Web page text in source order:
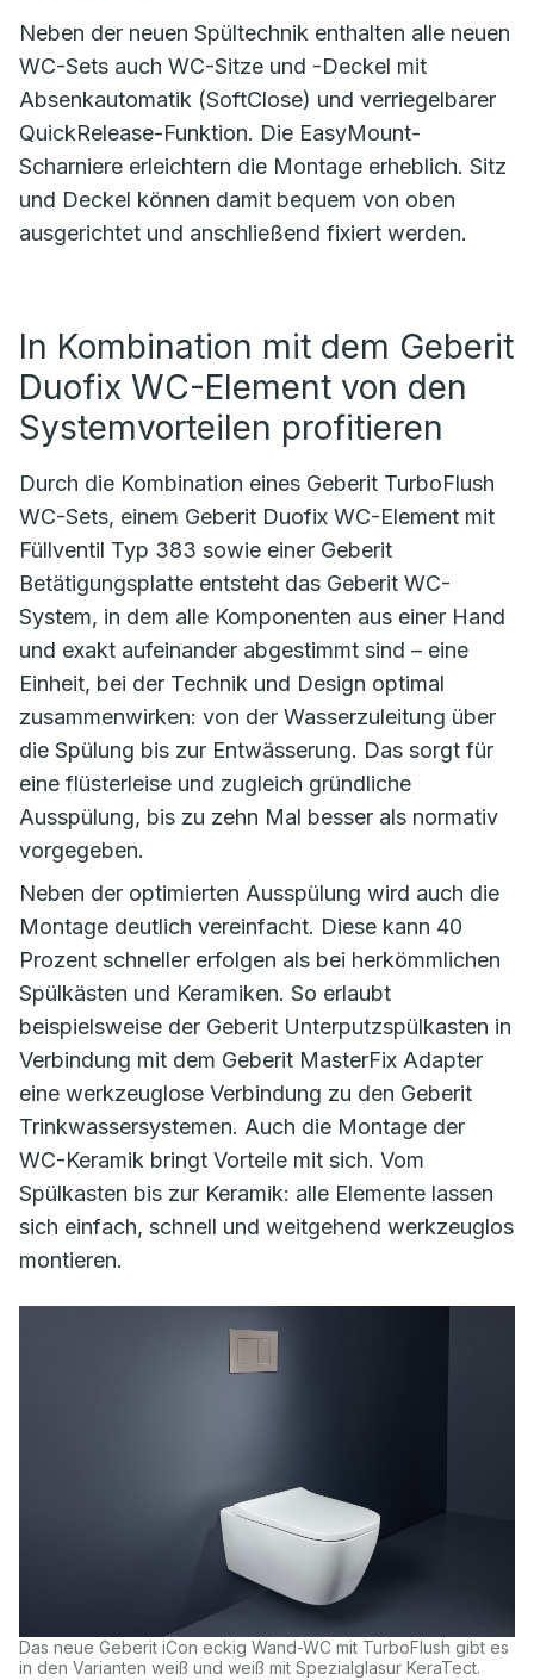
Neben der neuen Spültechnik enthalten alle neuen
WC-Sets auch WC-Sitze und -Deckel mit
Absenkautomatik (SoftClose) und verriegelbarer
QuickRelease-Funktion. Die EasyMount-
Scharniere erleichtern die Montage erheblich. Sitz
und Deckel können damit bequem von oben
ausgerichtet und anschließend fixiert werden.
In Kombination mit dem Geberit
Duofix WC-Element von den
Systemvorteilen profitieren
Durch die Kombination eines Geberit TurboFlush
WC-Sets, einem Geberit Duofix WC-Element mit
Füllventil Typ 383 sowie einer Geberit
Betätigungsplatte entsteht das Geberit WC-
System, in dem alle Komponenten aus einer Hand
und exakt aufeinander abgestimmt sind – eine
Einheit, bei der Technik und Design optimal
zusammenwirken: von der Wasserzuleitung über
die Spülung bis zur Entwässerung. Das sorgt für
eine flüsterleise und zugleich gründliche
Ausspülung, bis zu zehn Mal besser als normativ
vorgegeben.
Neben der optimierten Ausspülung wird auch die
Montage deutlich vereinfacht. Diese kann 40
Prozent schneller erfolgen als bei herkömmlichen
Spülkästen und Keramiken. So erlaubt
beispielsweise der Geberit Unterputzspülkasten in
Verbindung mit dem Geberit MasterFix Adapter
eine werkzeuglose Verbindung zu den Geberit
Trinkwassersystemen. Auch die Montage der
WC-Keramik bringt Vorteile mit sich. Vom
Spülkasten bis zur Keramik: alle Elemente lassen
sich einfach, schnell und weitgehend werkzeuglos
montieren.
Das neue Geberit iCon eckig Wand-WC mit TurboFlush gibt es
in den Varianten weiß und weiß mit Spezialglasur KeraTect.